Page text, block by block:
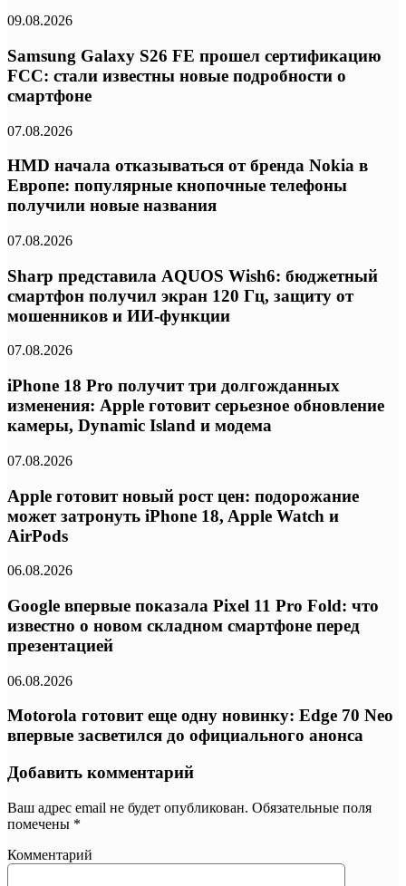
09.08.2026
Samsung Galaxy S26 FE прошел сертификацию
FCC: стали известны новые подробности о
смартфоне
07.08.2026
HMD начала отказываться от бренда Nokia в
Европе: популярные кнопочные телефоны
получили новые названия
07.08.2026
Sharp представила AQUOS Wish6: бюджетный
смартфон получил экран 120 Гц, защиту от
мошенников и ИИ-функции
07.08.2026
iPhone 18 Pro получит три долгожданных
изменения: Apple готовит серьезное обновление
камеры, Dynamic Island и модема
07.08.2026
Apple готовит новый рост цен: подорожание
может затронуть iPhone 18, Apple Watch и
AirPods
06.08.2026
Google впервые показала Pixel 11 Pro Fold: что
известно о новом складном смартфоне перед
презентацией
06.08.2026
Motorola готовит еще одну новинку: Edge 70 Neo
впервые засветился до официального анонса
Добавить комментарий
Ваш адрес email не будет опубликован. Обязательные поля
помечены *
Комментарий